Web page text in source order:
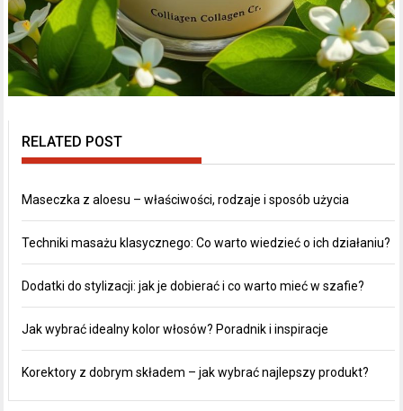
RELATED POST
Maseczka z aloesu – właściwości, rodzaje i sposób użycia
Techniki masażu klasycznego: Co warto wiedzieć o ich działaniu?
Dodatki do stylizacji: jak je dobierać i co warto mieć w szafie?
Jak wybrać idealny kolor włosów? Poradnik i inspiracje
Korektory z dobrym składem – jak wybrać najlepszy produkt?